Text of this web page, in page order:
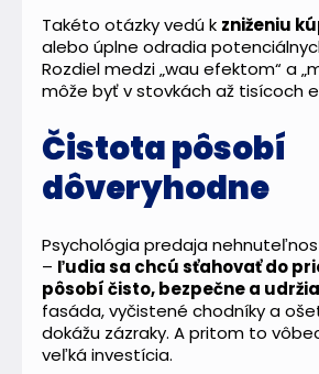
Takéto otázky vedú k zniženiu
alebo úplne odradia
Rozdiel medzi „wau efektom“ a
môže byť v stovkách až tisícoch
Čistota pôsobí
dôveryhodne
Psychológia predaja
– ľudia sa chcú sťahovať do
pôsobí čisto, bezpečne a
fasáda, vyčistené chodníky a
dokážu zázraky. A pritom to
veľká investícia.